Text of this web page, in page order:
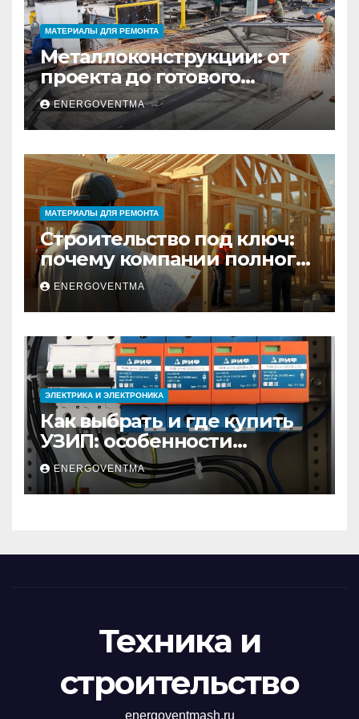
МАТЕРИАЛЫ ДЛЯ РЕМОНТА
Металлоконструкции: от
проекта до готового
изделия – полный
практический гид
ENERGOVENTMA
МАТЕРИАЛЫ ДЛЯ РЕМОНТА
Строительство под ключ:
почему компании полного
цикла меняют рынок
недвижимости
ENERGOVENTMA
ЭЛЕКТРИКА И ЭЛЕКТРОНИКА
Как выбрать и где купить
УЗИП: особенности
устройств защиты от
импульсных
перенапряжений
ENERGOVENTMA
Техника и
строительство
energoventmash.ru